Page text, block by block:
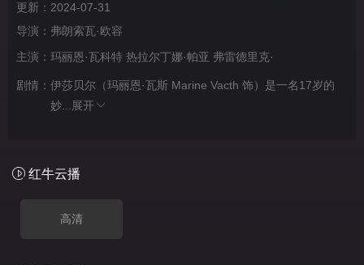
更新： 2024-07-31
导演： 弗朗索瓦·欧容
主演： 玛丽恩·瓦科特 热拉尔丁娜·帕亚 弗雷德里克·
剧情： 伊莎贝尔（玛丽恩·瓦斯 Marine Vacth 饰）是一名17岁的
妙...
展开
红牛云播
高清